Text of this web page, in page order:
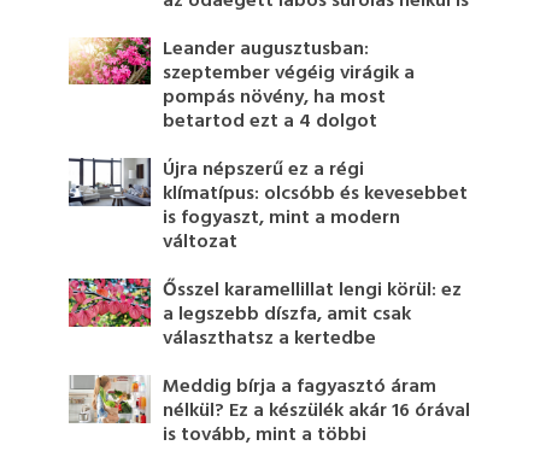
Leander augusztusban:
szeptember végéig virágik a
pompás növény, ha most
betartod ezt a 4 dolgot
Újra népszerű ez a régi
klímatípus: olcsóbb és kevesebbet
is fogyaszt, mint a modern
változat
Ősszel karamellillat lengi körül: ez
a legszebb díszfa, amit csak
választhatsz a kertedbe
Meddig bírja a fagyasztó áram
nélkül? Ez a készülék akár 16 órával
is tovább, mint a többi